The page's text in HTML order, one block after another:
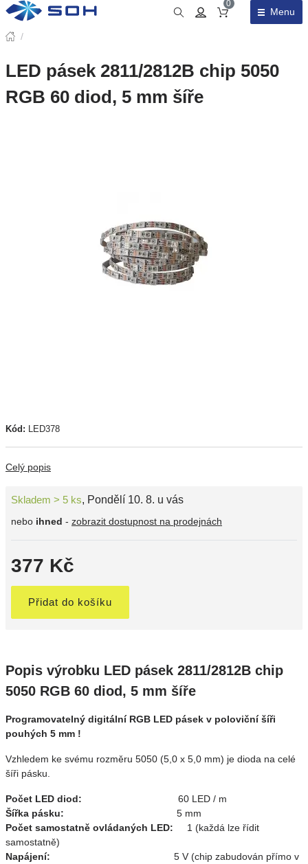
Obsah košíku
0
Menu
/
LED pásek 2811/2812B chip 5050
RGB 60 diod, 5 mm šíře
Kód: LED378
Celý popis
Skladem > 5 ks, Pondělí 10. 8. u vás
nebo ihned - zobrazit dostupnost na prodejnách
377 Kč
Přidat do košíku
Popis výrobku LED pásek 2811/2812B chip
5050 RGB 60 diod, 5 mm šíře
Programovatelný digitální RGB LED pásek v poloviční šíři
pouhých 5 mm !
Vzhledem ke svému rozměru 5050 (5,0 x 5,0 mm) je dioda na celé
šíři pásku.
Počet LED diod: 60 LED / m
Šířka pásku: 5 mm
Počet samostatně ovládaných LED: 1 (každá lze řídit
samostatně)
Napájení: 5 V (chip zabudován přímo v